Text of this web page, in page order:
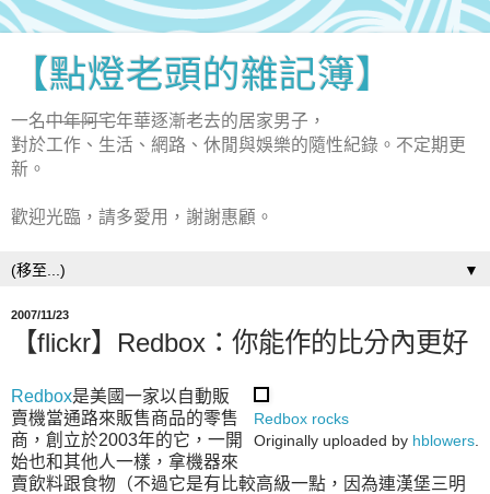
【點燈老頭的雜記簿】
一名中年阿宅年華逐漸老去的居家男子，
對於工作、生活、網路、休閒與娛樂的隨性紀錄。不定期更
新。
歡迎光臨，請多愛用，謝謝惠顧。
▼
2007/11/23
【flickr】Redbox：你能作的比分內更好
Redbox rocks
Originally uploaded by hblowers
Redbox是美國一家以自動販
賣機當通路來販售商品的零售
商，創立於2003年的它，一開
始也和其他人一樣，拿機器來
賣飲料跟食物（不過它是有比較高級一點，因為連漢堡三明